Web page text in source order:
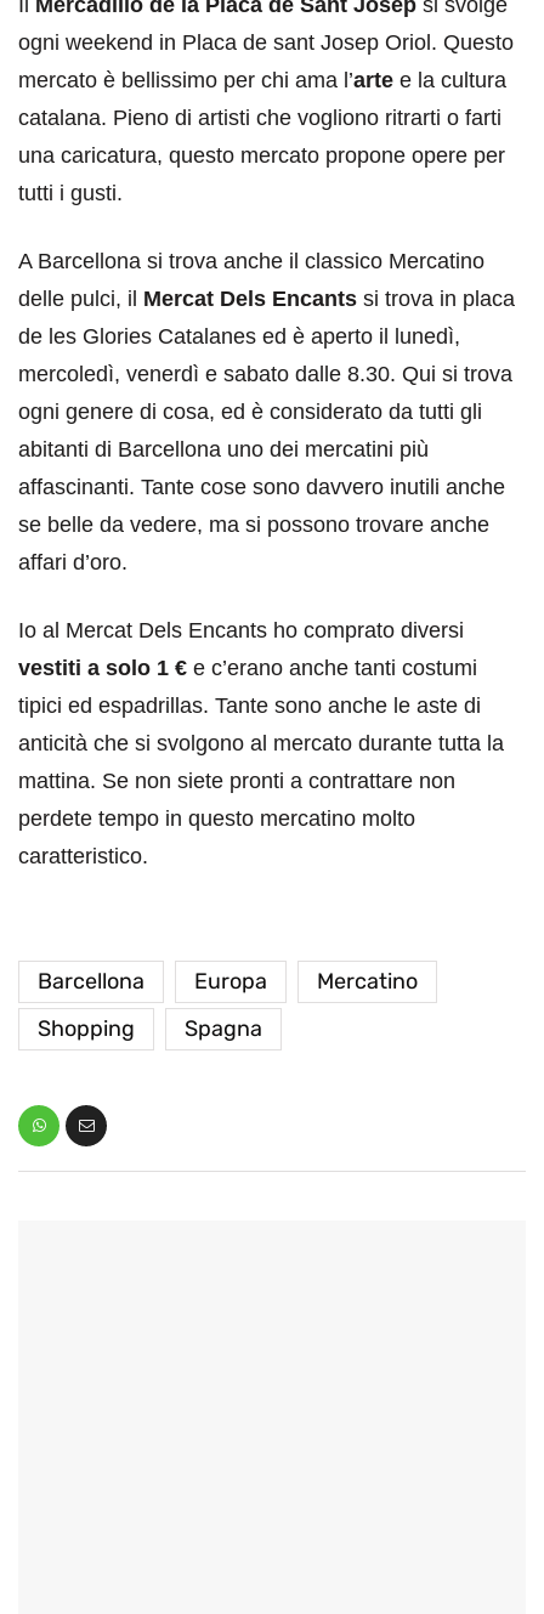
ogni weekend in Placa de sant Josep Oriol. Questo
mercato è bellissimo per chi ama l’arte e la cultura
catalana. Pieno di artisti che vogliono ritrarti o farti
una caricatura, questo mercato propone opere per
tutti i gusti.
A Barcellona si trova anche il classico Mercatino
delle pulci, il Mercat Dels Encants si trova in placa
de les Glories Catalanes ed è aperto il lunedì,
mercoledì, venerdì e sabato dalle 8.30. Qui si trova
ogni genere di cosa, ed è considerato da tutti gli
abitanti di Barcellona uno dei mercatini più
affascinanti. Tante cose sono davvero inutili anche
se belle da vedere, ma si possono trovare anche
affari d’oro.
Io al Mercat Dels Encants ho comprato diversi
vestiti a solo 1 € e c’erano anche tanti costumi
tipici ed espadrillas. Tante sono anche le aste di
anticità che si svolgono al mercato durante tutta la
mattina. Se non siete pronti a contrattare non
perdete tempo in questo mercatino molto
caratteristico.
Barcellona Europa
Mercatino
Shopping
Spagna